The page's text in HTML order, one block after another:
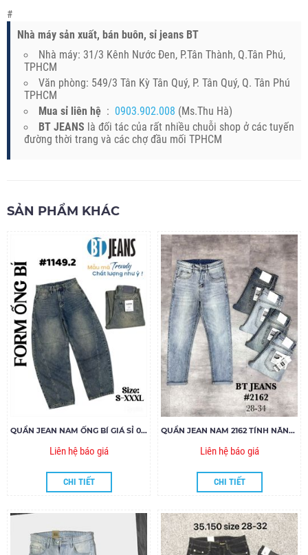
#
Nhà máy sản xuất, bán buôn, sỉ jeans BT
Nhà máy: 31/3 Kênh Nước Đen, P.Tân Thành, Q.Tân Phú,
TPHCM
Văn phòng: 549/3 Tân Kỳ Tân Quý, P. Tân Quý, Q. Tân Phú
TPHCM
Mua sỉ liên hệ : 0903.902.008 (Ms.Thu Hà)
BT JEANS là đối tác của rất nhiều chuỗi shop ở các tuyến
đường thời trang và các chợ đầu mối TPHCM
SẢN PHẨM KHÁC
QUẦN JEAN NAM ỐNG BÍ GIÁ SỈ 001
Liên hệ báo giá
CHI TIẾT
QUẦN JEAN NAM 2162 TÍNH NĂNG LÀM MÁT COOLMAX
Liên hệ báo giá
CHI TIẾT